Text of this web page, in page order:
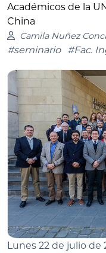
Académicos de la
China
Camila Nuñez
#seminario #Fac.
Lunes 22 de julio de